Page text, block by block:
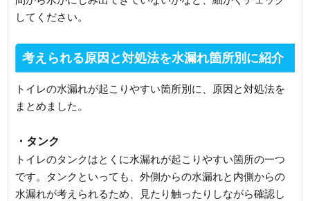
してください。
考えられる原因と対処法を水漏れ箇所別に紹介
トイレの水漏れが起こりやすい箇所別に、原因と対処法を
まとめました。
・タンク
トイレのタンクはとくに水漏れが起こりやすい箇所の一つ
です。タンクといっても、外側からの水漏れと内側からの
水漏れが考えられるため、見たり触ったりしながら確認し